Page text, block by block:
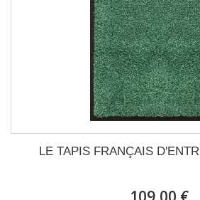
LE TAPIS FRANÇAIS